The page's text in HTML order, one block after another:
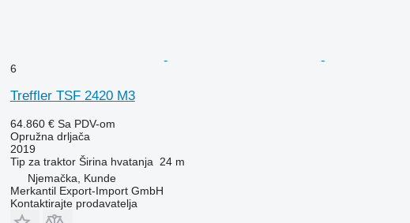
6
Treffler TSF 2420 M3
64.860 € Sa PDV-om
Opružna drljača
2019
Tip za traktor Širina hvatanja
24 m
Njemačka, Kunde
Merkantil Export-Import GmbH
Kontaktirajte prodavatelja